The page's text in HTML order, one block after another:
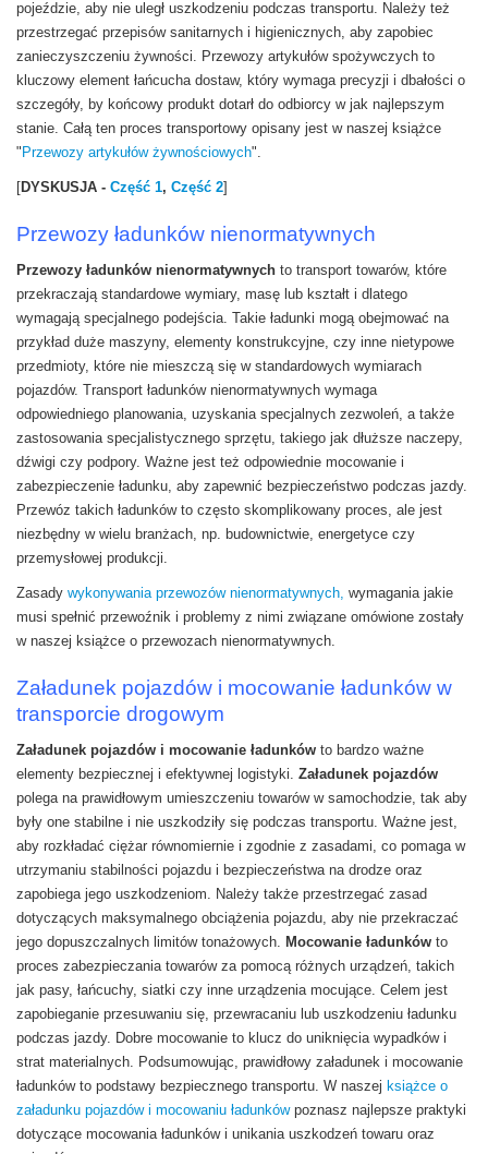
pojeździe, aby nie uległ uszkodzeniu podczas transportu. Należy też
przestrzegać przepisów sanitarnych i higienicznych, aby zapobiec
zanieczyszczeniu żywności. Przewozy artykułów spożywczych to
kluczowy element łańcucha dostaw, który wymaga precyzji i dbałości o
szczegóły, by końcowy produkt dotarł do odbiorcy w jak najlepszym
stanie. Całą ten proces transportowy opisany jest w naszej książce
" Przewozy artykułów żywnościowych".
[DYSKUSJA - Część 1, Część 2]
Przewozy ładunków nienormatywnych
Przewozy ładunków nienormatywnych to transport towarów, które
przekraczają standardowe wymiary, masę lub kształt i dlatego
wymagają specjalnego podejścia. Takie ładunki mogą obejmować na
przykład duże maszyny, elementy konstrukcyjne, czy inne nietypowe
przedmioty, które nie mieszczą się w standardowych wymiarach
pojazdów. Transport ładunków nienormatywnych wymaga
odpowiedniego planowania, uzyskania specjalnych zezwoleń, a także
zastosowania specjalistycznego sprzętu, takiego jak dłuższe naczepy,
dźwigi czy podpory. Ważne jest też odpowiednie mocowanie i
zabezpieczenie ładunku, aby zapewnić bezpieczeństwo podczas jazdy.
Przewóz takich ładunków to często skomplikowany proces, ale jest
niezbędny w wielu branżach, np. budownictwie, energetyce czy
przemysłowej produkcji.
Zasady wykonywania przewozów nienormatywnych, wymagania jakie
musi spełnić przewoźnik i problemy z nimi związane omówione zostały
w naszej książce o przewozach nienormatywnych.
Załadunek pojazdów i mocowanie ładunków w
transporcie drogowym
Załadunek pojazdów i mocowanie ładunków to bardzo ważne
elementy bezpiecznej i efektywnej logistyki. Załadunek pojazdów
polega na prawidłowym umieszczeniu towarów w samochodzie, tak aby
były one stabilne i nie uszkodziły się podczas transportu. Ważne jest,
aby rozkładać ciężar równomiernie i zgodnie z zasadami, co pomaga w
utrzymaniu stabilności pojazdu i bezpieczeństwa na drodze oraz
zapobiega jego uszkodzeniom. Należy także przestrzegać zasad
dotyczących maksymalnego obciążenia pojazdu, aby nie przekraczać
jego dopuszczalnych limitów tonażowych. Mocowanie ładunków to
proces zabezpieczania towarów za pomocą różnych urządzeń, takich
jak pasy, łańcuchy, siatki czy inne urządzenia mocujące. Celem jest
zapobieganie przesuwaniu się, przewracaniu lub uszkodzeniu ładunku
podczas jazdy. Dobre mocowanie to klucz do uniknięcia wypadków i
strat materialnych. Podsumowując, prawidłowy załadunek i mocowanie
ładunków to podstawy bezpiecznego transportu. W naszej książce o
załadunku pojazdów i mocowaniu ładunkówpoznasz najlepsze praktyki
dotyczące mocowania ładunków i unikania uszkodzeń towaru oraz